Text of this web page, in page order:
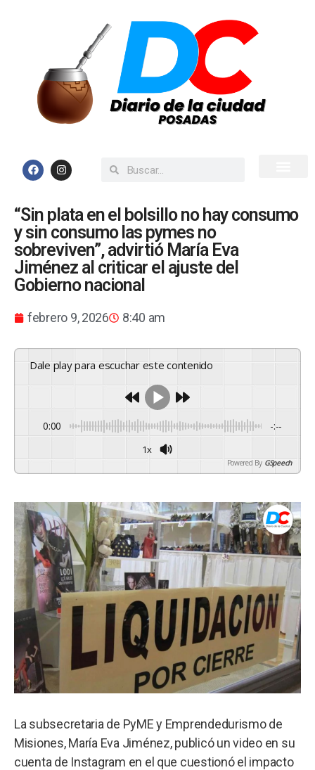
“Sin plata en el bolsillo no hay consumo
y sin consumo las pymes no
sobreviven”, advirtió María Eva
Jiménez al criticar el ajuste del
Gobierno nacional
febrero 9, 2026 8:40 am
Dale play para escuchar este contenido
0:00 -:--
1x
Powered By GSpeech
La subsecretaria de PyME y Emprendedurismo de
Misiones, María Eva Jiménez, publicó un video en su
cuenta de Instagram en el que cuestionó el impacto